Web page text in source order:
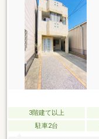
3階建て以上
駐車2台